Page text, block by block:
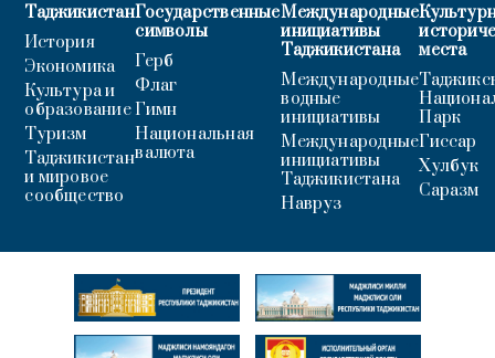
Таджикистан
История
Экономика
Культура и
образование
Туризм
Таджикистан
и мировое
сообщество
Государственные
символы
Герб
Флаг
Гимн
Национальная
валюта
Международные
инициативы
Таджикистана
Международные
водные
инициативы
Международные
инициативы
Таджикистана
Навруз
места
Парк
Гиссар
Хулбук
Саразм